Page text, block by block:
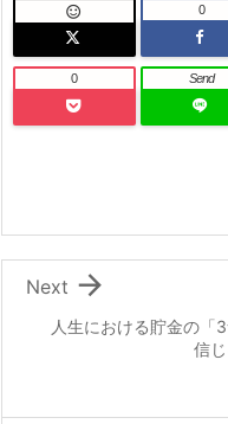
 0
0 Send
人生における貯金の「
信

Next